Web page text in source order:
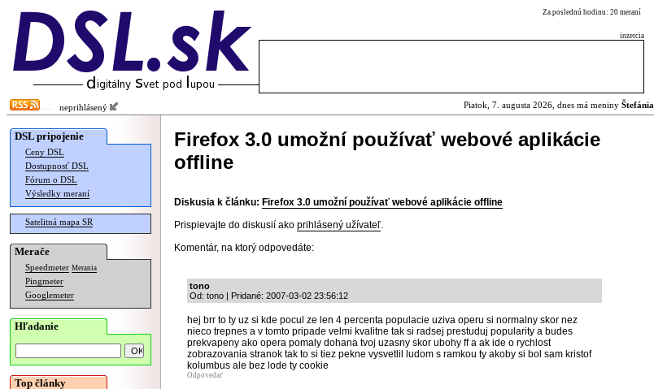
Za poslednú hodinu: 20 meraní
inzercia
neprihlásený Piatok, 7. augusta 2026, dnes má meniny Štefánia
DSL pripojenie
Ceny DSL
Dostupnosť DSL
Fórum o DSL
Výsledky meraní
Satelitná mapa SR
Merače
Speedmeter Merania
Pingmeter
Googlemeter
Hľadanie
Top články
Firefox 3.0 umožní používať webové aplikácie
offline
Diskusia k článku: Firefox 3.0 umožní používať webové aplikácie offline
Prispievajte do diskusií ako prihlásený užívateľ.
Komentár, na ktorý odpovedáte:
tono
Od: tono | Pridané: 2007-03-02 23:56:12
hej brr to ty uz si kde pocul ze len 4 percenta populacie uziva operu si normalny skor nez
nieco trepnes a v tomto pripade velmi kvalitne tak si radsej prestuduj popularity a budes
prekvapeny ako opera pomaly dohana tvoj uzasny skor ubohy ff a ak ide o rychlost
zobrazovania stranok tak to si tiez pekne vysvetlil ludom s ramkou ty akoby si bol sam kristof
kolumbus ale bez lode ty cookie
Odpovedať